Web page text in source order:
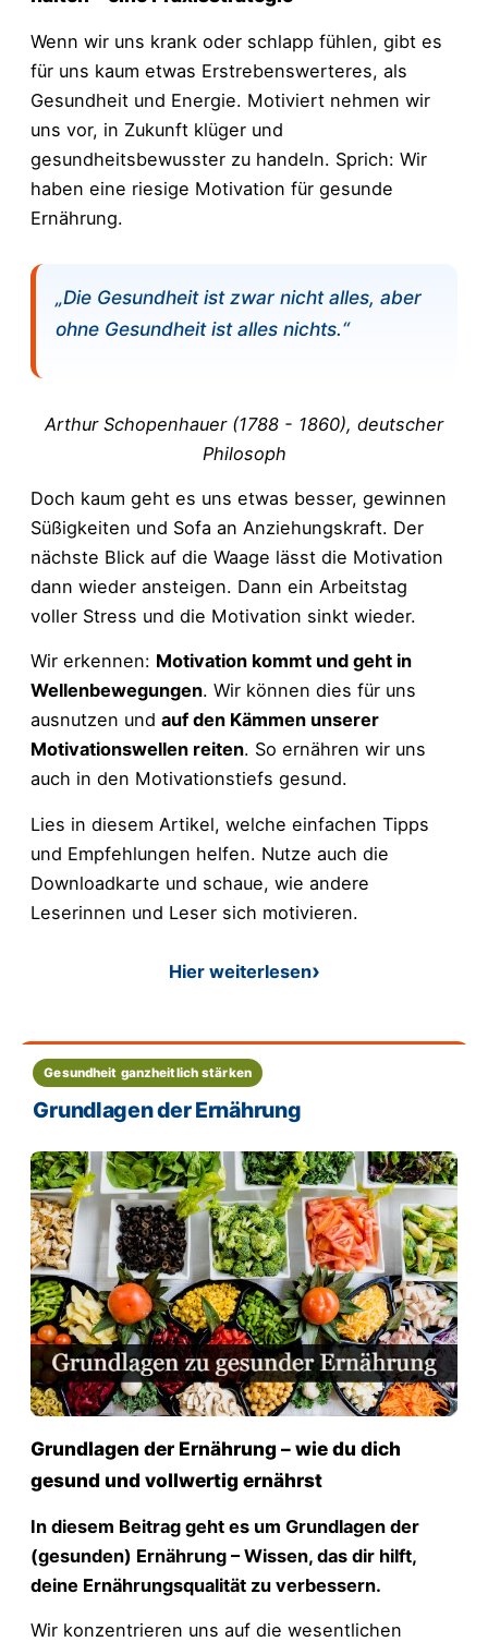
Wenn wir uns krank oder schlapp fühlen, gibt es
für uns kaum etwas Erstrebenswerteres, als
Gesundheit und Energie. Motiviert nehmen wir
uns vor, in Zukunft klüger und
gesundheitsbewusster zu handeln. Sprich: Wir
haben eine riesige Motivation für gesunde
Ernährung.
„Die Gesundheit ist zwar nicht alles, aber
ohne Gesundheit ist alles nichts.“
Arthur Schopenhauer (1788 - 1860), deutscher
Philosoph
Doch kaum geht es uns etwas besser, gewinnen
Süßigkeiten und Sofa an Anziehungskraft. Der
nächste Blick auf die Waage lässt die Motivation
dann wieder ansteigen. Dann ein Arbeitstag
voller Stress und die Motivation sinkt wieder.
Wir erkennen: Motivation kommt und geht in
Wellenbewegungen. Wir können dies für uns
ausnutzen und auf den Kämmen unserer
Motivationswellen reiten. So ernähren wir uns
auch in den Motivationstiefs gesund.
Lies in diesem Artikel, welche einfachen Tipps
und Empfehlungen helfen. Nutze auch die
Downloadkarte und schaue, wie andere
Leserinnen und Leser sich motivieren.
Hier weiterlesen: Motivation für gesunde
Gesundheit ganzheitlich stärken
Grundlagen der Ernährung
Grundlagen der Ernährung – wie du dich
gesund und vollwertig ernährst
In diesem Beitrag geht es um Grundlagen der
(gesunden) Ernährung – Wissen, das dir hilft,
deine Ernährungsqualität zu verbessern.
Wir konzentrieren uns auf die wesentlichen